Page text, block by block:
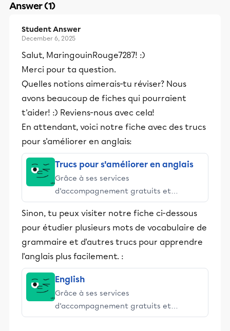
Answer (1)
Student Answer
December 6, 2025
Salut, MaringouinRouge7287! :)
Merci pour ta question.
Quelles notions aimerais-tu réviser? Nous
avons beaucoup de fiches qui pourraient
t'aider! :) Reviens-nous avec cela!
En attendant, voici notre fiche avec des trucs
pour s'améliorer en anglais:
Trucs pour s'améliorer en anglais
Grâce à ses services
d’accompagnement gratuits et
stimulants, Alloprof engage les élèves
et leurs parents dans la réussite
éducative.
Sinon, tu peux visiter notre fiche ci-dessous
pour étudier plusieurs mots de vocabulaire de
grammaire et d'autres trucs pour apprendre
l'anglais plus facilement. :
English
Grâce à ses services
d’accompagnement gratuits et
stimulants, Alloprof engage les élèves